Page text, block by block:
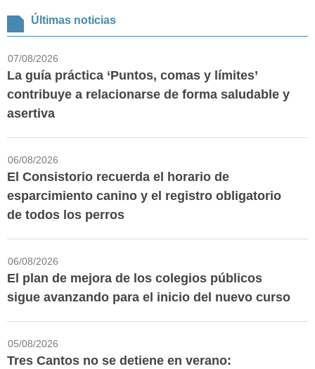
Últimas noticias
07/08/2026
La guía práctica ‘Puntos, comas y límites’
contribuye a relacionarse de forma saludable y
asertiva
06/08/2026
El Consistorio recuerda el horario de
esparcimiento canino y el registro obligatorio
de todos los perros
06/08/2026
El plan de mejora de los colegios públicos
sigue avanzando para el inicio del nuevo curso
05/08/2026
Tres Cantos no se detiene en verano: